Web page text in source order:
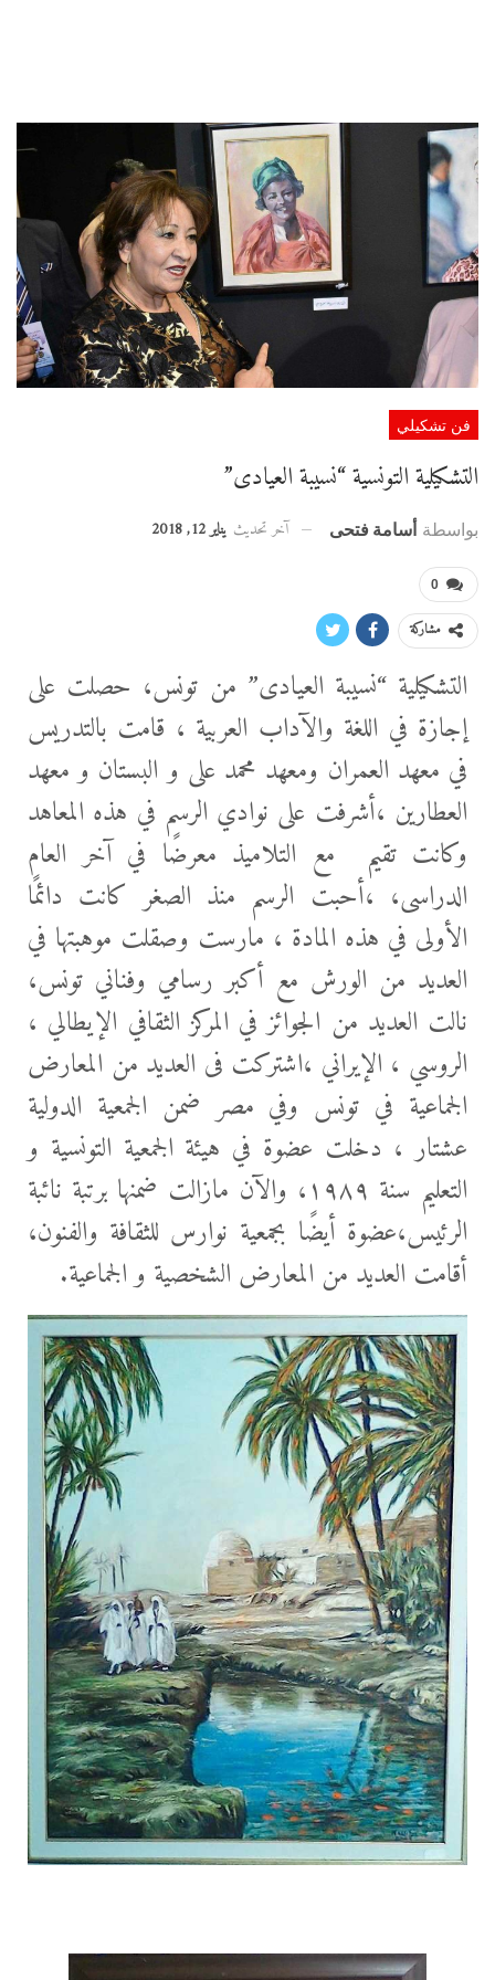
فن تشكيلي
التشكيلية التونسية “نسيبة العيادى”
بواسطة أسامة فتحى آخر تحديث يناير 12, 2018
0
مشاركة
التشكيلية “نسيبة العيادى” من تونس، حصلت على
إجازة في اللغة والآداب العربية ، قامت بالتدريس
في معهد العمران ومعهد محمد على و البستان و معهد
العطارين ،أشرفت على نوادي الرسم في هذه المعاهد
وكانت تقيم مع التلاميذ معرضًا في آخر العام
الدراسى، ،أحبت الرسم منذ الصغر كانت دائمًا
الأولى في هذه المادة ، مارست وصقلت موهبتها في
العديد من الورش مع أكبر رسامي وفناني تونس،
نالت العديد من الجوائز في المركز الثقافي الإيطالي ،
الروسي ، الإيراني ،اشتركت فى العديد من المعارض
الجماعية في تونس وفي مصر ضمن الجمعية الدولية
عشتار ، دخلت عضوة في هيئة الجمعية التونسية و
التعليم سنة ١٩٨٩، والآن مازالت ضمنها برتبة نائبة
الرئيس،عضوة أيضًا بجمعية نوارس للثقافة والفنون،
أقامت العديد من المعارض الشخصية و الجماعية.